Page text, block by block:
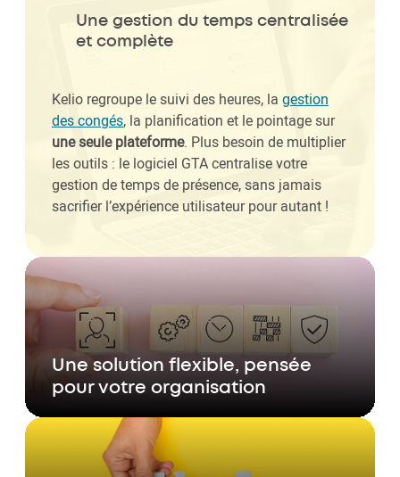
Une gestion du temps centralisée
et complète
Kelio regroupe le suivi des heures, la gestion
des congés, la planification et le pointage sur
une seule plateforme. Plus besoin de multiplier
les outils : le logiciel GTA centralise votre
gestion de temps de présence, sans jamais
sacrifier l’expérience utilisateur pour autant !
Une solution flexible, pensée
pour votre organisation